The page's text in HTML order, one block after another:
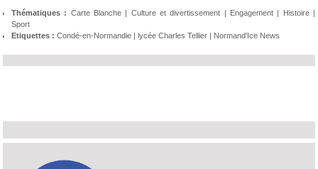
Thématiques : Carte Blanche | Culture et divertissement | Engagement | Histoire|
Sport
Etiquettes : Condé-en-Normandie | lycée Charles Tellier | Normand'Ice News